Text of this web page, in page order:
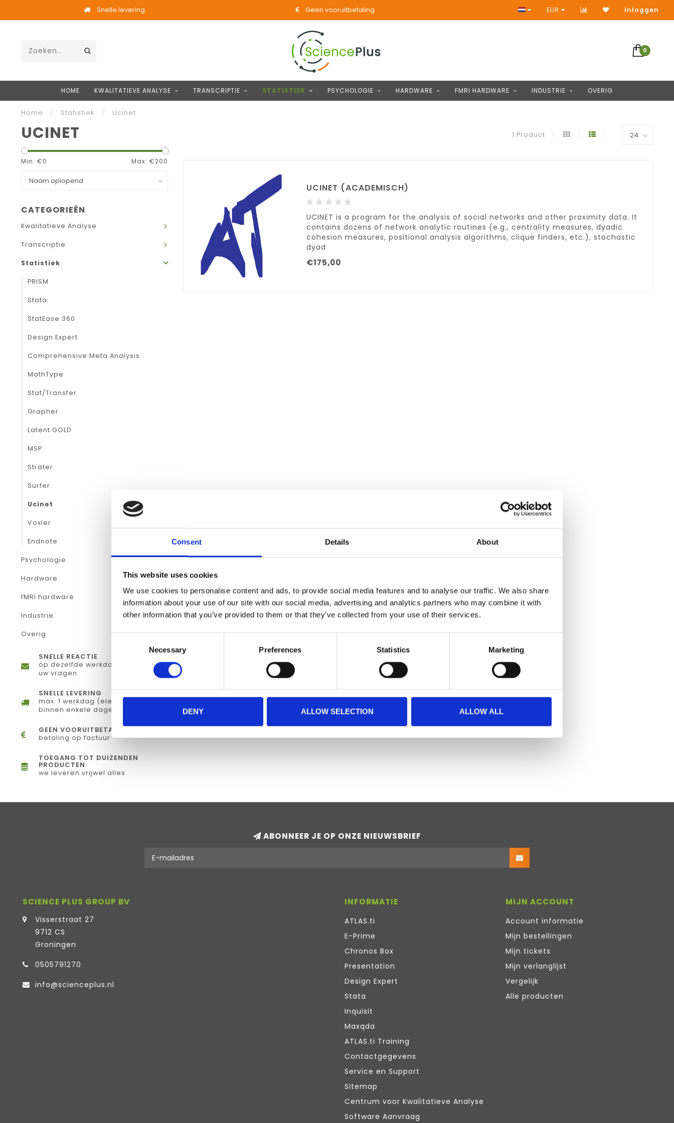
Consent Details About
This website uses cookies
We use cookies to personalise content and ads, to provide social media features and to analyse our traffic. We also share
information about your use of our site with our social media, advertising and analytics partners who may combine it with
other information that you’ve provided to them or that they’ve collected from your use of their services.
Necessary Preferences Statistics Marketing
DENY ALLOW SELECTION ALLOW ALL
Snelle levering Geen vooruitbetaling Toegang tot duizenden producten
EUR Inloggen
0
HOME KWALITATIEVE ANALYSE TRANSCRIPTIE STATISTIEK PSYCHOLOGIE HARDWARE FMRI HARDWARE INDUSTRIE OVERIG
Home / Statistiek / Ucinet
UCINET 1 Product
Min: €0 Max: €200
CATEGORIEËN
Kwalitatieve Analyse
Transcriptie
Statistiek
PRISM
Stata
StatEase 360
Design Expert
Comprehensive Meta Analysis
MathType
Stat/Transfer
Grapher
Latent GOLD
MSP
Strater
Surfer
Ucinet
Voxler
Endnote
Psychologie
Hardware
fMRI hardware
Industrie
Overig
SNELLE REACTIE
op dezelfde werkdag antwoord op
uw vragen
SNELLE LEVERING
max. 1 werkdag (elektronisch) of
binnen enkele dagen (fysiek)
GEEN VOORUITBETALING
betaling op factuur
TOEGANG TOT DUIZENDEN
PRODUCTEN
we leveren vrijwel alles
UCINET (ACADEMISCH)
UCINET is a program for the analysis of social networks and other proximity data. It
contains dozens of network analytic routines (e.g., centrality measures, dyadic
cohesion measures, positional analysis algorithms, clique finders, etc.), stochastic
dyad
€175,00
ABONNEER JE OP ONZE NIEUWSBRIEF
SCIENCE PLUS GROUP BV
Visserstraat 27
9712 CS
Groningen
0505791270
info@scienceplus.nl
INFORMATIE
ATLAS.ti
E-Prime
Chronos Box
Presentation
Design Expert
Stata
Inquisit
Maxqda
ATLAS.ti Training
Contactgegevens
Service en Support
Sitemap
Centrum voor Kwalitatieve Analyse
Software Aanvraag
MIJN ACCOUNT
Account informatie
Mijn bestellingen
Mijn tickets
Mijn verlanglijst
Vergelijk
Alle producten